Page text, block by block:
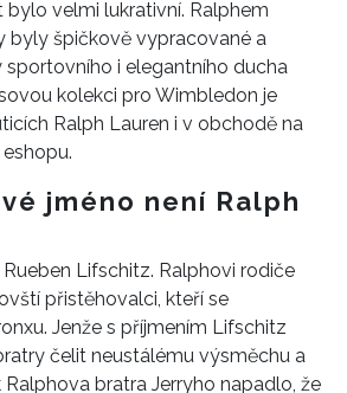
velmi lukrativní. Ralphem
byly špičkově vypracované a
i elegantního ducha
kolekci pro Wimbledon je
Ralph Lauren i v obchodě na
jméno není Ralph
Lifschitz. Ralphovi rodiče
přistěhovalci, kteří se
Jenže s příjmením Lifschitz
čelit neustálému výsměchu a
bratra Jerryho napadlo, že